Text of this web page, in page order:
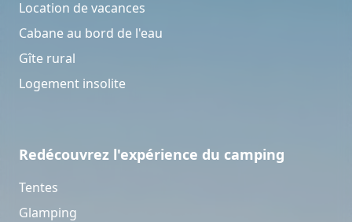
Location de vacances
Cabane au bord de l'eau
Gîte rural
Logement insolite
Redécouvrez l'expérience du camping
Tentes
Glamping